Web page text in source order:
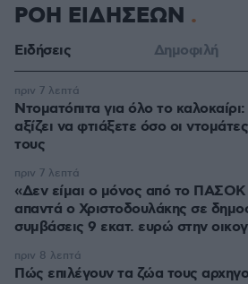
ΡΟΗ ΕΙΔΗΣΕΩΝ
Ειδήσεις Δημοφιλή
Ντοματόπιτα για όλο το
αξίζει να φτιάξετε όσο οι
τους
πριν 7 λεπτά
«Δεν είμαι ο μόνος από το ΠΑΣΟΚ
απαντά ο Χριστοδουλάκης σε
συμβάσεις 9 εκατ. ευρώ στην
πριν 7 λεπτά
Πώς επιλέγουν τα ζώα τους
πριν 8 λεπτά